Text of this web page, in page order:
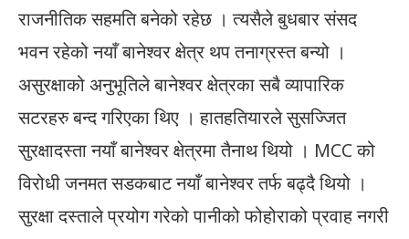
राजनीतिक सहमति बनेको रहेछ । त्यसैले बुधबार संसद
भवन रहेको नयाँ बानेश्वर क्षेत्र थप तनाग्रस्त बन्यो ।
असुरक्षाको अनुभूतिले बानेश्वर क्षेत्रका सबै व्यापारिक
सटरहरु बन्द गरिएका थिए । हातहतियारले सुसज्जित
सुरक्षादस्ता नयाँ बानेश्वर क्षेत्रमा तैनाथ थियो । MCC को
विरोधी जनमत सडकबाट नयाँ बानेश्वर तर्फ बढ्दै थियो ।
सुरक्षा दस्ताले प्रयोग गरेको पानीको फोहोराको प्रवाह नगरी